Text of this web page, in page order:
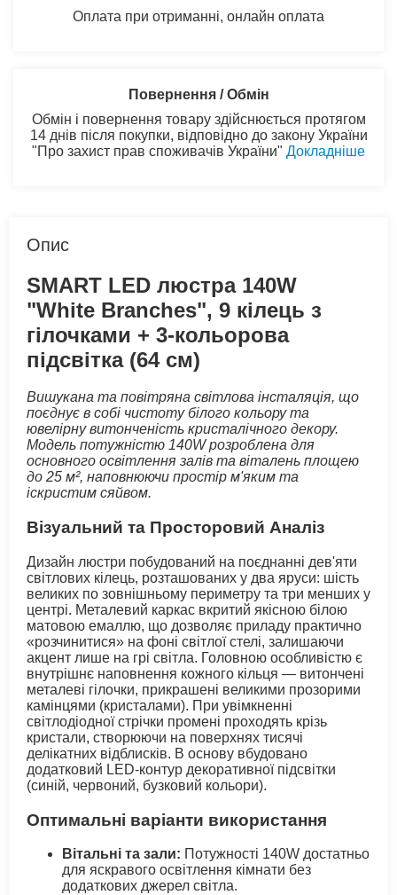
Оплата при отриманні, онлайн оплата
Повернення / Обмін
Обмін і повернення товару здійснюється протягом
14 днів після покупки, відповідно до закону України
"Про захист прав споживачів України" Докладніше
Опис
SMART LED люстра 140W
"White Branches", 9 кілець з
гілочками + 3-кольорова
підсвітка (64 см)
Вишукана та повітряна світлова інсталяція, що
поєднує в собі чистоту білого кольору та
ювелірну витонченість кристалічного декору.
Модель потужністю 140W розроблена для
основного освітлення залів та віталень площею
до 25 м², наповнюючи простір м'яким та
іскристим сяйвом.
Візуальний та Просторовий Аналіз
Дизайн люстри побудований на поєднанні дев'яти
світлових кілець, розташованих у два яруси: шість
великих по зовнішньому периметру та три менших у
центрі. Металевий каркас вкритий якісною білою
матовою емаллю, що дозволяє приладу практично
«розчинитися» на фоні світлої стелі, залишаючи
акцент лише на грі світла. Головною особливістю є
внутрішнє наповнення кожного кільця — витончені
металеві гілочки, прикрашені великими прозорими
камінцями (кристалами). При увімкненні
світлодіодної стрічки промені проходять крізь
кристали, створюючи на поверхнях тисячі
делікатних відблисків. В основу вбудовано
додатковий LED-контур декоративної підсвітки
(синій, червоний, бузковий кольори).
Оптимальні варіанти використання
Вітальні та зали: Потужності 140W достатньо
для яскравого освітлення кімнати без
додаткових джерел світла.